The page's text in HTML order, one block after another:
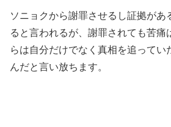
ソニョクから謝罪させるし証拠があ
ると言われるが、謝罪されても苦痛
らは自分だけでなく真相を追ってい
んだと言い放ちます。